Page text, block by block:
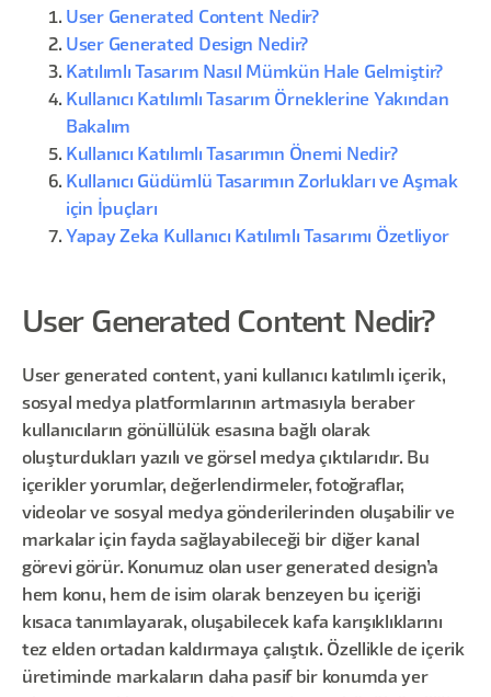
User Generated Content Nedir?
User Generated Design Nedir?
Katılımlı Tasarım Nasıl Mümkün Hale Gelmiştir?
Kullanıcı Katılımlı Tasarım Örneklerine Yakından
Bakalım
Kullanıcı Katılımlı Tasarımın Önemi Nedir?
Kullanıcı Güdümlü Tasarımın Zorlukları ve Aşmak
için İpuçları
Yapay Zeka Kullanıcı Katılımlı Tasarımı Özetliyor
User Generated Content Nedir?
User generated content, yani kullanıcı katılımlı içerik,
sosyal medya platformlarının artmasıyla beraber
kullanıcıların gönüllülük esasına bağlı olarak
oluşturdukları yazılı ve görsel medya çıktılarıdır. Bu
içerikler yorumlar, değerlendirmeler, fotoğraflar,
videolar ve sosyal medya gönderilerinden oluşabilir ve
markalar için fayda sağlayabileceği bir diğer kanal
görevi görür. Konumuz olan user generated design’a
hem konu, hem de isim olarak benzeyen bu içeriği
kısaca tanımlayarak, oluşabilecek kafa karışıklıklarını
tez elden ortadan kaldırmaya çalıştık. Özellikle de içerik
üretiminde markaların daha pasif bir konumda yer